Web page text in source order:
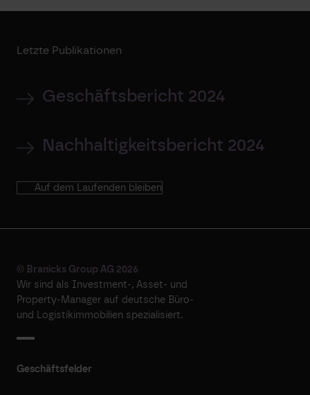
Letzte Publikationen
Geschäftsbericht 2024
Nachhaltigkeitsbericht 2024
Auf dem Laufenden bleiben
© Branicks Group AG 2026
Wir sind als ­Investment-, ­Asset- und
­Property-Manager auf deutsche ­Büro-
und Logistikimmobilien spezialisiert.
Geschäftsfelder